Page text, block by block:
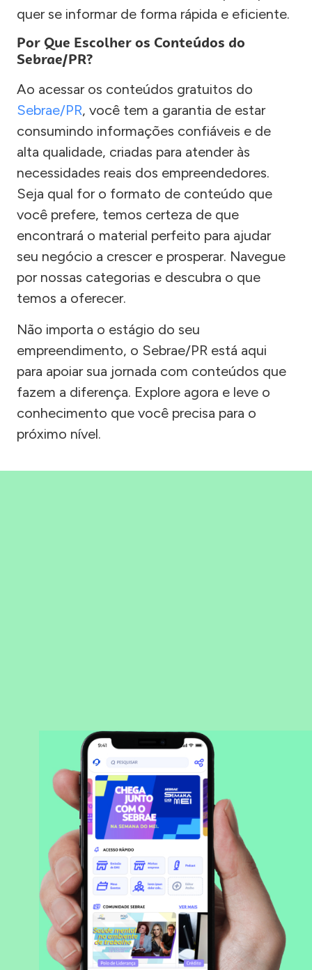
quer se informar de forma rápida e eficiente.
Por Que Escolher os Conteúdos do
Sebrae/PR?
Ao acessar os conteúdos gratuitos do
Sebrae/PR, você tem a garantia de estar
consumindo informações confiáveis e de
alta qualidade, criadas para atender às
necessidades reais dos empreendedores.
Seja qual for o formato de conteúdo que
você prefere, temos certeza de que
encontrará o material perfeito para ajudar
seu negócio a crescer e prosperar. Navegue
por nossas categorias e descubra o que
temos a oferecer.
Não importa o estágio do seu
empreendimento, o Sebrae/PR está aqui
para apoiar sua jornada com conteúdos que
fazem a diferença. Explore agora e leve o
conhecimento que você precisa para o
próximo nível.